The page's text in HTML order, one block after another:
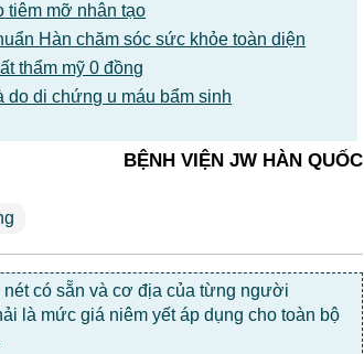
tiêm mỡ nhân tạo
Hàn chăm sóc sức khỏe toàn diện
thẩm mỹ 0 đồng
di chứng u máu bẩm sinh
BỆNH VIỆN JW HÀN QUỐC
có sẵn và cơ địa của từng người
là mức giá niêm yết áp dụng cho toàn bộ